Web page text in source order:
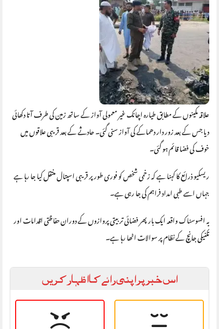
علاقہ مکینوں کے مطابق طیارہ اچانک غیر معمولی آواز کے ساتھ زمین کی طرف آتا دکھائی
دیا جس کے بعد زور دار دھماکے کی آواز سنی گئی۔ حادثے کے بعد قریبی علاقوں میں
خوف کی فضا قائم ہو گئی۔
ریسکیو ذرائع کا کہنا ہے کہ زخمی شخص کو فوری طور پر قریبی اسپتال منتقل کیا جا رہا ہے
جہاں اسے طبی امداد فراہم کی جا رہی ہے۔
یہ افسوسناک واقعہ ایک بار پھر فضائی تربیتی پروازوں کے دوران حفاظتی اقدامات اور
تکنیکی جانچ کے نظام پر سوالات اٹھا رہا ہے۔
اس خبر پر اپنی رائے کا اظہار کریں